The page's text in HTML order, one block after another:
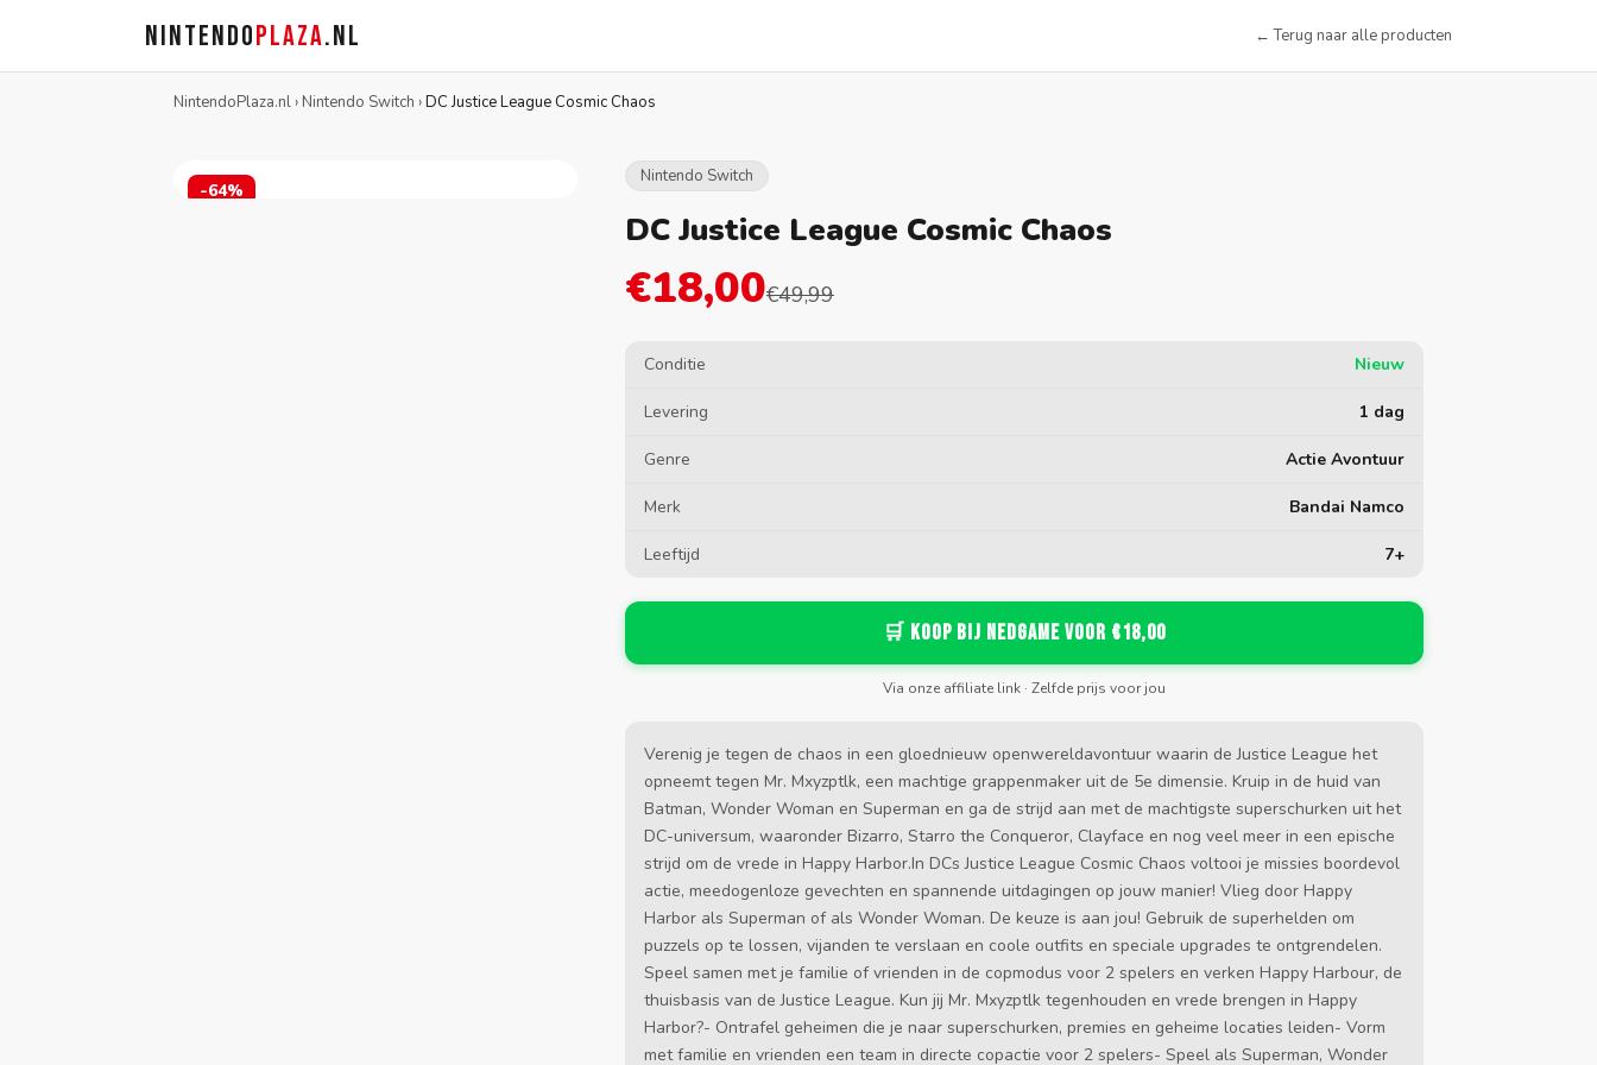
NINTENDOPLAZA.NL ← Terug naar alle producten
NintendoPlaza.nl› Nintendo Switch ›DC Justice League Cosmic Chaos
-64%
Nintendo Switch
DC Justice League Cosmic Chaos
€18,00€49,99
Conditie Nieuw
Levering 1 dag
Genre Actie Avontuur
Merk Bandai Namco
Leeftijd 7+
🛒 Koop bij Nedgame voor €18,00
Via onze affiliate link · Zelfde prijs voor jou
Verenig je tegen de chaos in een gloednieuw openwereldavontuur waarin de Justice League het
opneemt tegen Mr. Mxyzptlk, een machtige grappenmaker uit de 5e dimensie. Kruip in de huid van
Batman, Wonder Woman en Superman en ga de strijd aan met de machtigste superschurken uit het
DC-universum, waaronder Bizarro, Starro the Conqueror, Clayface en nog veel meer in een epische
strijd om de vrede in Happy Harbor.In DCs Justice League Cosmic Chaos voltooi je missies boordevol
actie, meedogenloze gevechten en spannende uitdagingen op jouw manier! Vlieg door Happy
Harbor als Superman of als Wonder Woman. De keuze is aan jou! Gebruik de superhelden om
puzzels op te lossen, vijanden te verslaan en coole outfits en speciale upgrades te ontgrendelen.
Speel samen met je familie of vrienden in de copmodus voor 2 spelers en verken Happy Harbour, de
thuisbasis van de Justice League. Kun jij Mr. Mxyzptlk tegenhouden en vrede brengen in Happy
Harbor?- Ontrafel geheimen die je naar superschurken, premies en geheime locaties leiden- Vorm
met familie en vrienden een team in directe copactie voor 2 spelers- Speel als Superman, Wonder